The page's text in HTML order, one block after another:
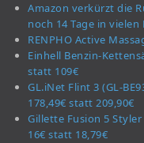
Amazon verkürzt die
noch 14 Tage in vielen
RENPHO Active
Einhell Benzin-
statt 109€
GL.iNet Flint 3 (GL-
178,49€ statt 209,90€
Gillette Fusion 5
16€ statt 18,79€